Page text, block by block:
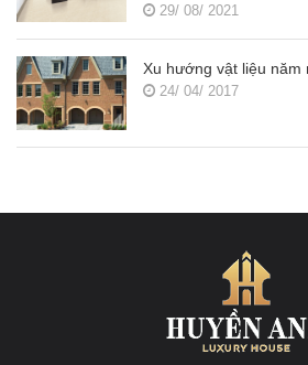
29/ 08/ 2021
Xu hướng vật liệu năm
24/ 04/ 2017